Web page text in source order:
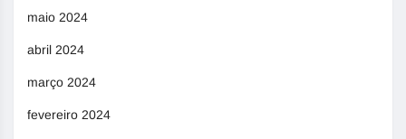
maio 2024
abril 2024
março 2024
fevereiro 2024